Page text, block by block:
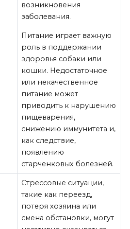
возникновения
заболевания.
Питание играет важную
роль в поддержании
здоровья собаки или
кошки. Недостаточное
или некачественное
питание может
приводить к нарушению
пищеварения,
снижению иммунитета и,
как следствие,
появлению
старченковых болезней.
Стрессовые ситуации,
такие как переезд,
потеря хозяина или
смена обстановки, могут